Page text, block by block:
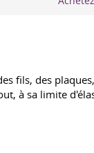
fils, des
à sa limite